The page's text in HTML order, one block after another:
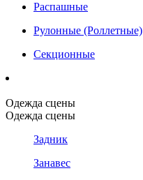
Распашные
Рулонные (Роллетные)
Секционные
Одежда сцены
Одежда сцены
Задник
Занавес